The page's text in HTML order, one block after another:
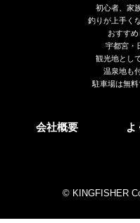
初心者、家
釣りが上手く
おすすめ
宇都宮・
観光地とし
温泉地も
駐車場は無料
会社概要 よ
© KINGFISHER